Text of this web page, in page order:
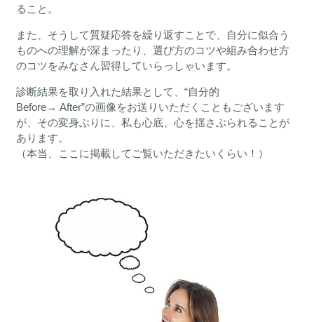
ること。
また、そうして質疑応答を繰り返すことで、自分に似合う
ものへの理解が深まったり、選び方のコツや組み合わせ方
のコツをみなさん習得していらっしゃいます。
診断結果を取り入れた結果として、“自分的
Before→ After”の画像をお送りいただくこともございます
が、その変身ぶりに、私も心底、心を揺さぶられることが
あります。
（本当、ここに掲載してご覧いただきたいくらい！）